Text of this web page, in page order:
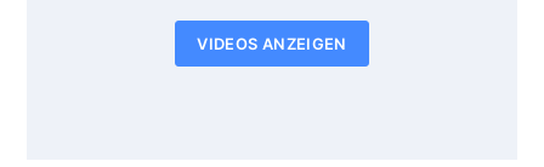
VIDEOS ANZEIGEN